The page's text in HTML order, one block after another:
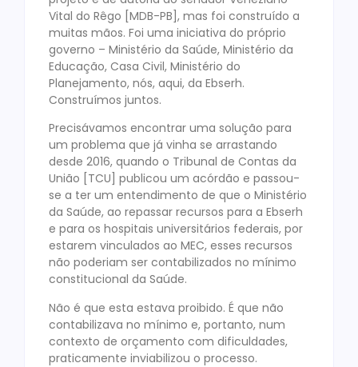
Vital do Rêgo [MDB-PB], mas foi construído a
muitas mãos. Foi uma iniciativa do próprio
governo – Ministério da Saúde, Ministério da
Educação, Casa Civil, Ministério do
Planejamento, nós, aqui, da Ebserh.
Construímos juntos.
Precisávamos encontrar uma solução para
um problema que já vinha se arrastando
desde 2016, quando o Tribunal de Contas da
União [TCU] publicou um acórdão e passou-
se a ter um entendimento de que o Ministério
da Saúde, ao repassar recursos para a Ebserh
e para os hospitais universitários federais, por
estarem vinculados ao MEC, esses recursos
não poderiam ser contabilizados no mínimo
constitucional da Saúde.
Não é que esta estava proibido. É que não
contabilizava no mínimo e, portanto, num
contexto de orçamento com dificuldades,
praticamente inviabilizou o processo.